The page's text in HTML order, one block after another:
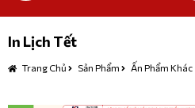
In Lịch Tết
Trang Chủ Sản Phẩm Ấn Phẩm Khác